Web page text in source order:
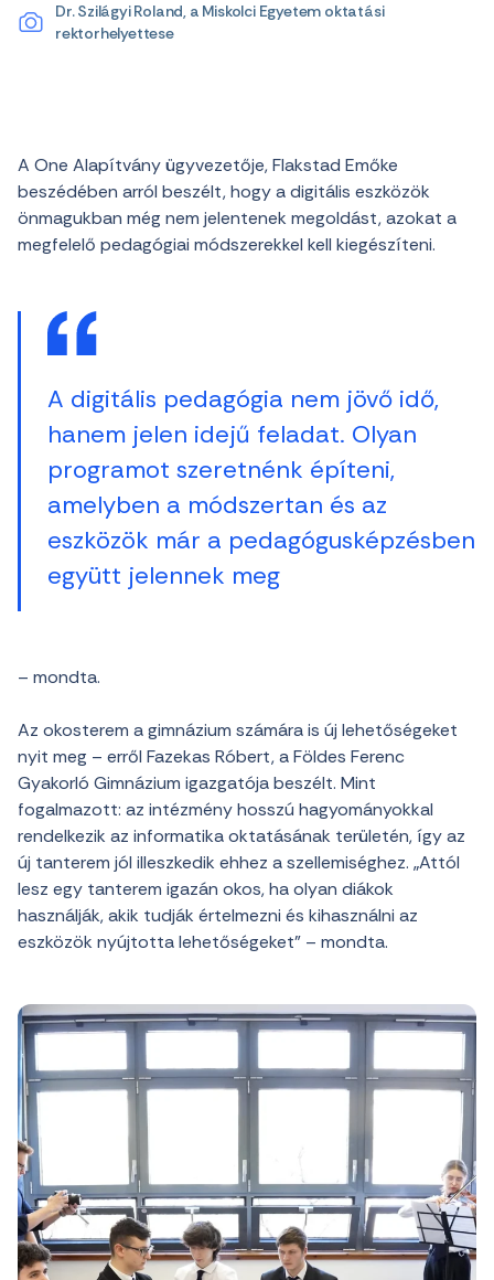
Dr. Szilágyi Roland, a Miskolci Egyetem oktatási
rektorhelyettese
A One Alapítvány ügyvezetője, Flakstad Emőke
beszédében arról beszélt, hogy a digitális eszközök
önmagukban még nem jelentenek megoldást, azokat a
megfelelő pedagógiai módszerekkel kell kiegészíteni.
A digitális pedagógia nem jövő idő,
hanem jelen idejű feladat. Olyan
programot szeretnénk építeni,
amelyben a módszertan és az
eszközök már a pedagógusképzésben
együtt jelennek meg
– mondta.
Az okosterem a gimnázium számára is új lehetőségeket
nyit meg – erről Fazekas Róbert, a Földes Ferenc
Gyakorló Gimnázium igazgatója beszélt. Mint
fogalmazott: az intézmény hosszú hagyományokkal
rendelkezik az informatika oktatásának területén, így az
új tanterem jól illeszkedik ehhez a szellemiséghez. „Attól
lesz egy tanterem igazán okos, ha olyan diákok
használják, akik tudják értelmezni és kihasználni az
eszközök nyújtotta lehetőségeket” – mondta.